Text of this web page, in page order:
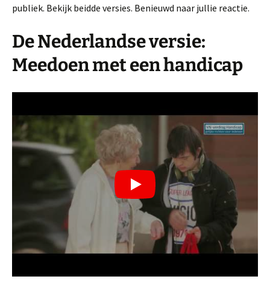
publiek. Bekijk beidde versies. Benieuwd naar jullie reactie.
De Nederlandse versie:
Meedoen met een handicap